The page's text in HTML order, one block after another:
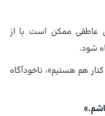
عاطفی ممکن است با از
شود.
هم هستیم»، ناخودآگاه